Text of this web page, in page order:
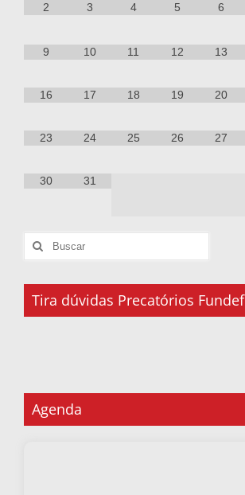
2 3 4 5 6
9 10 11 12 13
16 17 18 19 20
23 24 25 26 27
30 31
Tira dúvidas Precatórios Fundef
Agenda